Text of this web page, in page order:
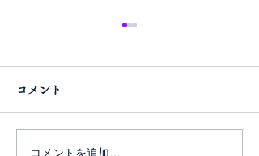
コメント
コメントを追加…